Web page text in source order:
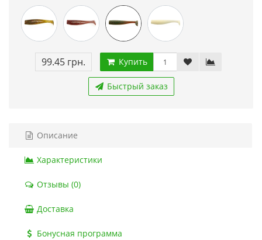
99.45 грн. Купить
Быстрый заказ
Описание
Характеристики
Отзывы (0)
Доставка
Бонусная программа